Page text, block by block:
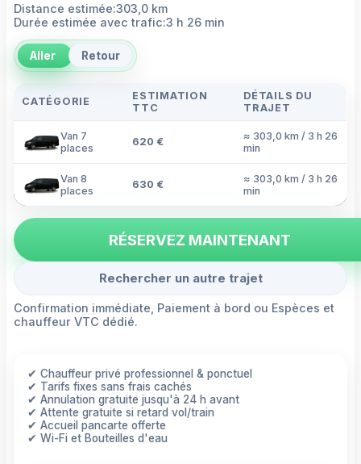
Distance estimée:303,0 km
Durée estimée avec trafic:3 h 26 min
Aller Retour
CATÉGORIE
ESTIMATION
TTC
DÉTAILS DU
TRAJET
Van 7
places
620 €
≈ 303,0 km / 3 h 26
min
Van 8
places
630 €
≈ 303,0 km / 3 h 26
min
RÉSERVEZ MAINTENANT
Rechercher un autre trajet
Confirmation immédiate, Paiement à bord ou Espèces et
chauffeur VTC dédié.
✔ Chauffeur privé professionnel & ponctuel
✔ Tarifs fixes sans frais cachés
✔ Annulation gratuite jusqu'à 24 h avant
✔ Attente gratuite si retard vol/train
✔ Accueil pancarte offerte
✔ Wi-Fi et Bouteilles d'eau